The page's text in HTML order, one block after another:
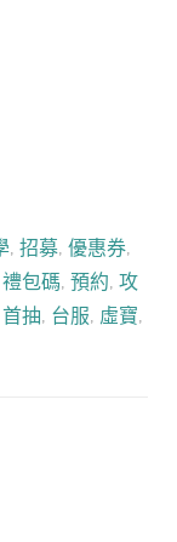
, 招募, 優惠券,
禮包碼, 預約, 攻
首抽, 台服, 虛寶,